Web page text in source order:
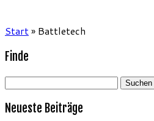
Start» Battletech
Finde
Suchen
Neueste Beiträge